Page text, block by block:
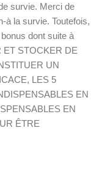
survie. Merci de
à la survie. Toutefois,
dont suite à
ET STOCKER DE
UN
LES 5
EN
EN
ÊTRE